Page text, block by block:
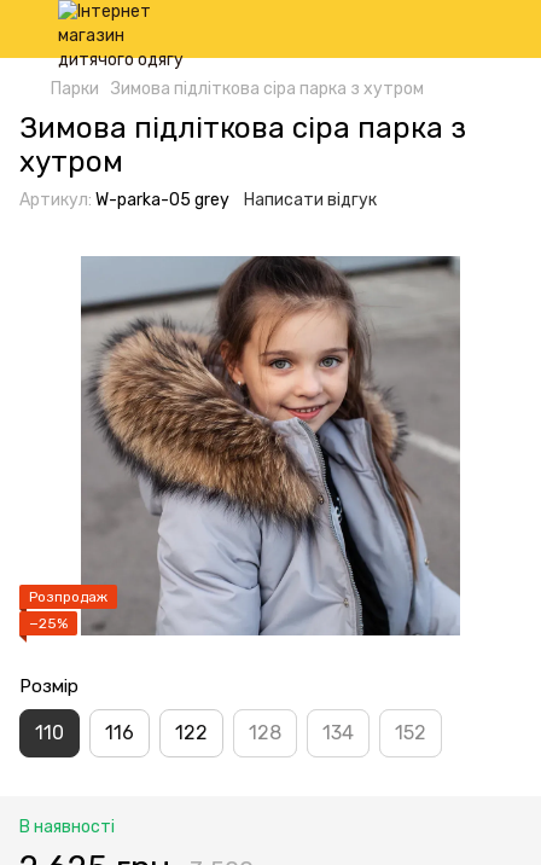
Парки Зимова підліткова сіра парка з хутром
Зимова підліткова сіра парка з
хутром
Артикул: W-parka-05 grey Написати відгук
Розпродаж
−25%
Розмір
110 116 122 128 134 152
В наявності